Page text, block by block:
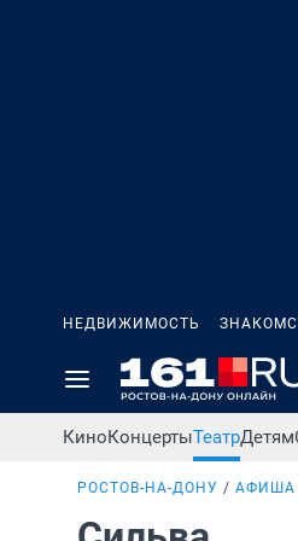
НЕДВИЖИМОСТЬ
КиноКонцертыТеатрДетям
РОСТОВ-НА-ДОНУ АФИША